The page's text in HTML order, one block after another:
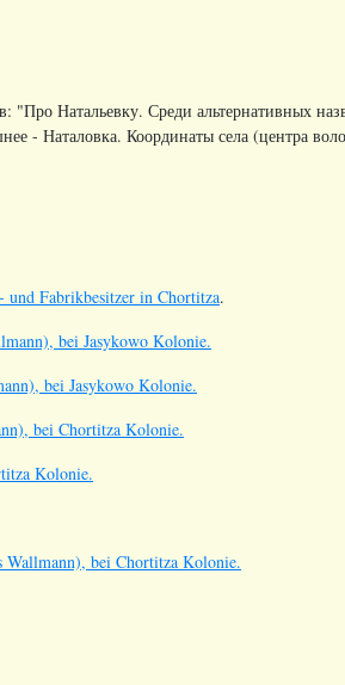
"Про Натальевку. Среди альтернативных
- Наталовка. Координаты села (центра
und Fabrikbesitzer in Chortitza.
bei Jasykowo Kolonie.
bei Jasykowo Kolonie.
bei Chortitza Kolonie.
Kolonie.
Wallmann), bei Chortitza Kolonie.